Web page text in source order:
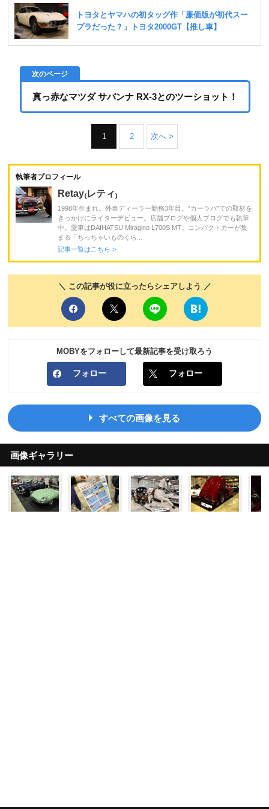
真っ赤なマツダ サバンナ RX-3とのツーショット！
1 2 次へ >
執筆者プロフィール
Retay₍レティ₎
1998年生まれ。外車ディーラー勤務3年目。”カーラバ”での取材を
きっかけにライターデビュー。店舗ブログや個人ブログでも執筆
中。愛車はDAIHATSU Miragino L700S MT。コンパクトカーが集
まる「ちっちゃいものくら...
記事一覧はこちら >
＼ この記事が役に立ったらシェアしよう ／
MOBYをフォローして最新記事を受け取ろう
フォロー フォロー
すべての画像を見る
画像ギャラリー